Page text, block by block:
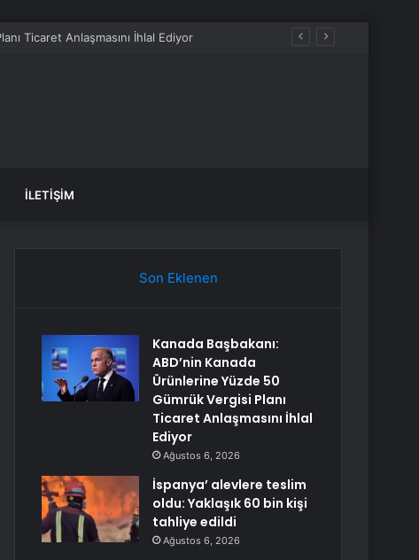
İLETIŞIM
Son Eklenen
Kanada Başbakanı:
ABD’nin Kanada
Ürünlerine Yüzde 50
Gümrük Vergisi Planı
Ticaret Anlaşmasını İhlal
Ediyor
Ağustos 6, 2026
İspanya’ alevlere teslim
oldu: Yaklaşık 60 bin kişi
tahliye edildi
Ağustos 6, 2026